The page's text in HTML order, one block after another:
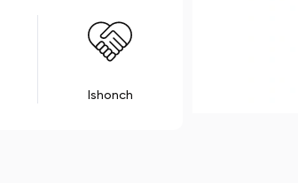
Ishonch